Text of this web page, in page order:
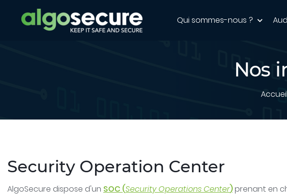
Qui sommes-nous ?
Nos
Accueil
Security Operation Center
AlgoSecure dispose d'un SOC (Security Operations Center)prenant en